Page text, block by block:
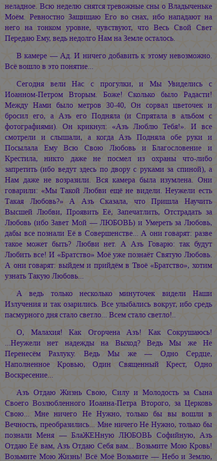
неладное. Всю неделю снятся тревожные сны о Владыченьке
Моём. Ревностно Защищаю Его во снах, ибо нападают на
него на тонком уровне, чувствуют, что Весь Свой Свет
Передаю Ему, ведь недолго Нам на Земле осталось.
В камере — Ад. И ничего добавить к этому невозможно.
Всё вошло в это понятие...
Сегодня вели Нас с прогулки, и Мы Увиделись с
Иоанном-Петром Вторым. Боже! Сколько было Радасти!
Между Нами было метров 30-40, Он сорвал цветочек и
бросил его, а Азъ его Подняла (и Спрятала в альбом с
фотографиями). Он крикнул: «Азъ Люблю Тебя!». И все
смотрели и слышали, а когда Азъ Подняла обе руки и
Посылала Ему Всю Свою Любовь и Благословение и
Крестила, никто даже не посмел из охраны что-либо
запретить (ибо ведут здесь по двору с руками за спиной), а
Нам даже не возразили. Вся камера была изумлена. Они
говарили: «Мы Такой Любви ещё не видели. Неужели есть
Такая Любовь?» А Азъ Сказала, что Пришла Научить
Высшей Любви, Проявить Её, Запечатлить, Отстрадать за
Любовь (ибо Завет Мой — ЛЮБОВЬ) и Умереть за Любовь,
дабы все познали Её в Совершенстве... А они говарят: разве
такое может быть? Любви нет. А Азъ Говарю: так будут
Любить все! И «Братство» Моё уже познаёт Святую Любовь.
А они говарят: выйдем и прийдём в Твоё «Братство», хотим
узнать Такую Любовь...
А ведь только несколько минуточек видели Наши
Излучения и так озарились. Все улыбались вокруг, ибо средь
пасмурного дня стало светло... Всем стало светло!..
О, Малахия! Как Огорчена Азъ! Как Сокрушаюсь!
...Неужели нет надежды на Выход? Ведь Мы же Не
Перенесём Разлуку. Ведь Мы же — Одно Сердце,
Наполненное Кровью, Один Священный Крест, Одно
Воскресение...
Азъ Отдаю Жизнь Свою, Силу и Молодость за Сына
Своего Возлюбленного Иоанна-Петра Второго, за Церковь
Свою... Мне ничего Не Нужно, только бы вы вошли в
Вечность, преобразились... Мне ничего Не Нужно, только бы
познали Меня — БлаЖЕНную ЛЮБОВЬ Софийную, Азъ
Отдаю Её вам, Азъ Отдаю Себя вам... Возьмите Мою Кровь!
Возьмите Мою Жизнь! Всё Моё Возьмите — Небо и Землю,